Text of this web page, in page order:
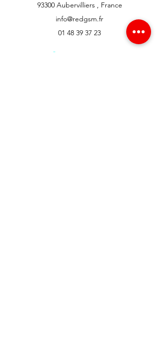
93300 Aubervilliers , France
info@redgsm.fr
01 48 39 37 23